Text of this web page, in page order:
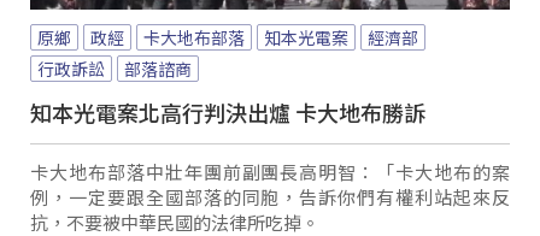
原鄉 政經 卡大地布部落 知本光電案
經濟部
行政訴訟
部落諮商
知本光電案北高行判決出爐 卡大地布勝訴
卡大地布部落中壯年團前副團長高明智：「卡大地布的案
例，一定要跟全國部落的同胞，告訴你們有權利站起來反
抗，不要被中華民國的法律所吃掉。